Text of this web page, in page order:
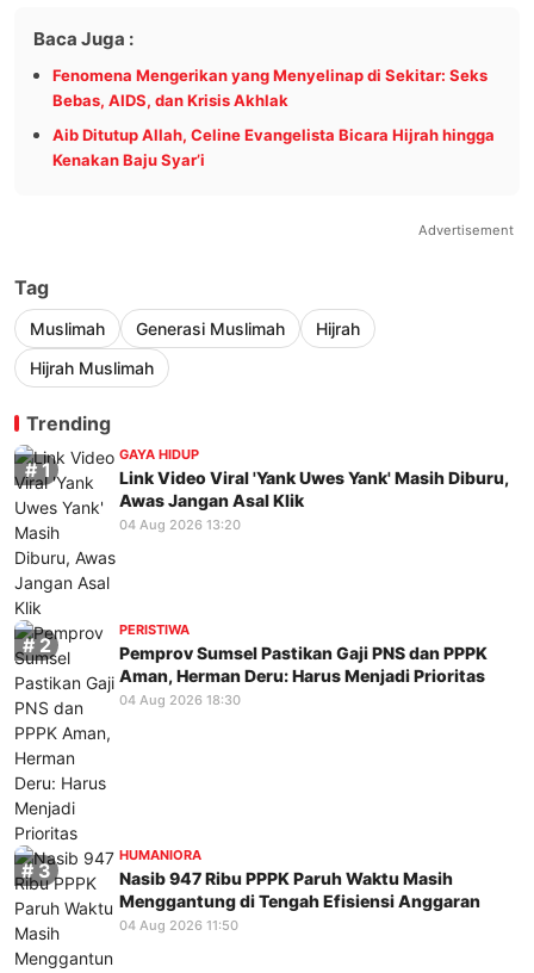
Baca Juga :
Fenomena Mengerikan yang Menyelinap di Sekitar: Seks
Bebas, AIDS, dan Krisis Akhlak
Aib Ditutup Allah, Celine Evangelista Bicara Hijrah hingga
Kenakan Baju Syar’i
Advertisement
Tag
Muslimah Generasi Muslimah
Hijrah
Hijrah Muslimah
Trending
GAYA HIDUP
Link Video Viral 'Yank Uwes Yank' Masih Diburu,
Awas Jangan Asal Klik
04 Aug 2026 13:20
PERISTIWA
Pemprov Sumsel Pastikan Gaji PNS dan PPPK
Aman, Herman Deru: Harus Menjadi Prioritas
04 Aug 2026 18:30
HUMANIORA
Nasib 947 Ribu PPPK Paruh Waktu Masih
Menggantung di Tengah Efisiensi Anggaran
04 Aug 2026 11:50